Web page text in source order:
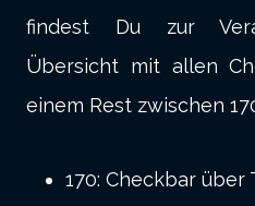
findest Du zur
Übersicht mit allen
einem Rest zwischen
170: Checkbar über